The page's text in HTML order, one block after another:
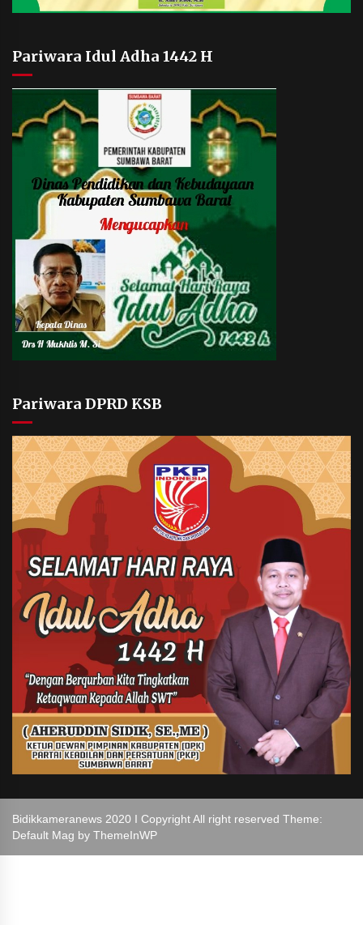
Pariwara Idul Adha 1442 H
Pariwara DPRD KSB
Bidikkameranews 2020 I Copyright All right reserved Theme:
Default Mag by ThemeInWP